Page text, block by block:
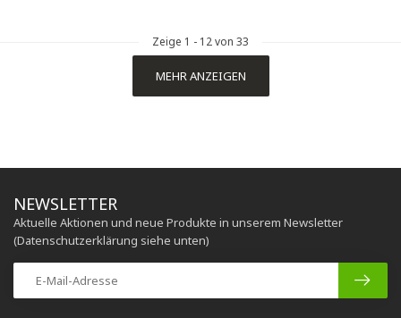
Zeige 1 - 12von 33
MEHR ANZEIGEN
NEWSLETTER
Aktuelle Aktionen und neue Produkte in unserem Newsletter
(Datenschutzerklärung siehe unten)